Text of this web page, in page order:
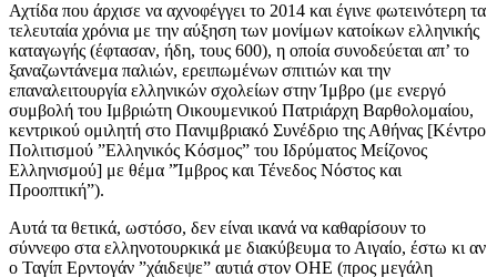
Αχτίδα που άρχισε να αχνοφέγγει το 2014 και έγινε φωτεινότερη τα
τελευταία χρόνια με την αύξηση των μονίμων κατοίκων ελληνικής
καταγωγής (έφτασαν, ήδη, τους 600), η οποία συνοδεύεται απ’ το
ξαναζωντάνεμα παλιών, ερειπωμένων σπιτιών και την
επαναλειτουργία ελληνικών σχολείων στην Ίμβρο (με ενεργό
συμβολή του Ιμβριώτη Οικουμενικού Πατριάρχη Βαρθολομαίου,
κεντρικού ομιλητή στο Πανιμβριακό Συνέδριο της Αθήνας [Κέντρο
Πολιτισμού ”Ελληνικός Κόσμος” του Ιδρύματος Μείζονος
Ελληνισμού] με θέμα ”Ίμβρος και Τένεδος Νόστος και
Προοπτική”).
Αυτά τα θετικά, ωστόσο, δεν είναι ικανά να καθαρίσουν το
σύννεφο στα ελληνοτουρκικά με διακύβευμα το Αιγαίο, έστω κι αν
ο Ταγίπ Ερντογάν ”χάιδεψε” αυτιά στον ΟΗΕ (προς μεγάλη